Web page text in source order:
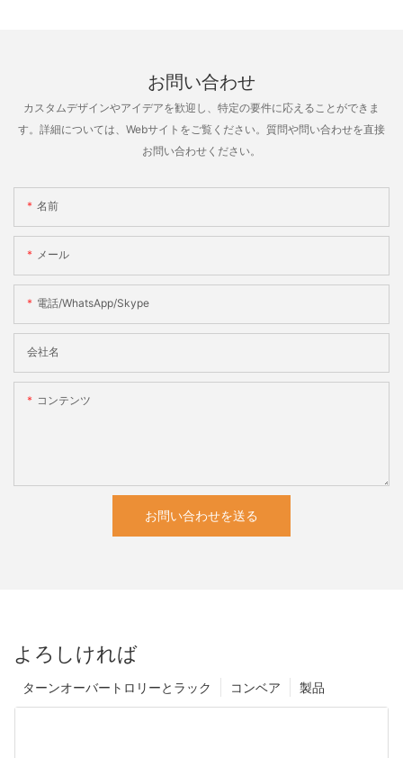
お問い合わせ
カスタムデザインやアイデアを歓迎し、特定の要件に応えることができま
す。詳細については、Webサイトをご覧ください。質問や問い合わせを直接
お問い合わせください。
名前
メール
電話/WhatsApp/Skype
会社名
コンテンツ
お問い合わせを送る
よろしければ
製品
コンベア
ターンオーバートロリーとラック